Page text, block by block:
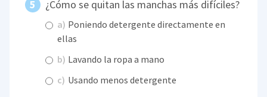
¿Cómo se quitan las manchas más difíciles?
a) Poniendo detergente directamente en
ellas
b) Lavando la ropa a mano
c) Usando menos detergente